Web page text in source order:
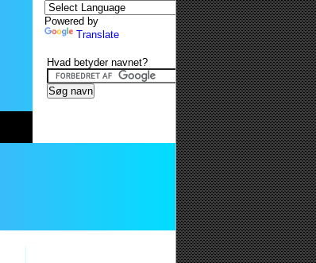
Powered by
Translate
Hvad betyder navnet?